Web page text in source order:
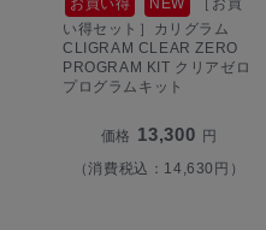
い得セット］カリグラム
CLIGRAM CLEAR ZERO
PROGRAM KIT クリアゼロ
プログラムキット
価格 13,300 円
（消費税込：14,630円）